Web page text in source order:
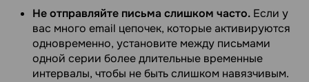
Не отправляйте письма слишком часто. Если у
вас много email цепочек, которые активируются
одновременно, установите между письмами
одной серии более длительные временные
интервалы, чтобы не быть слишком навязчивым.